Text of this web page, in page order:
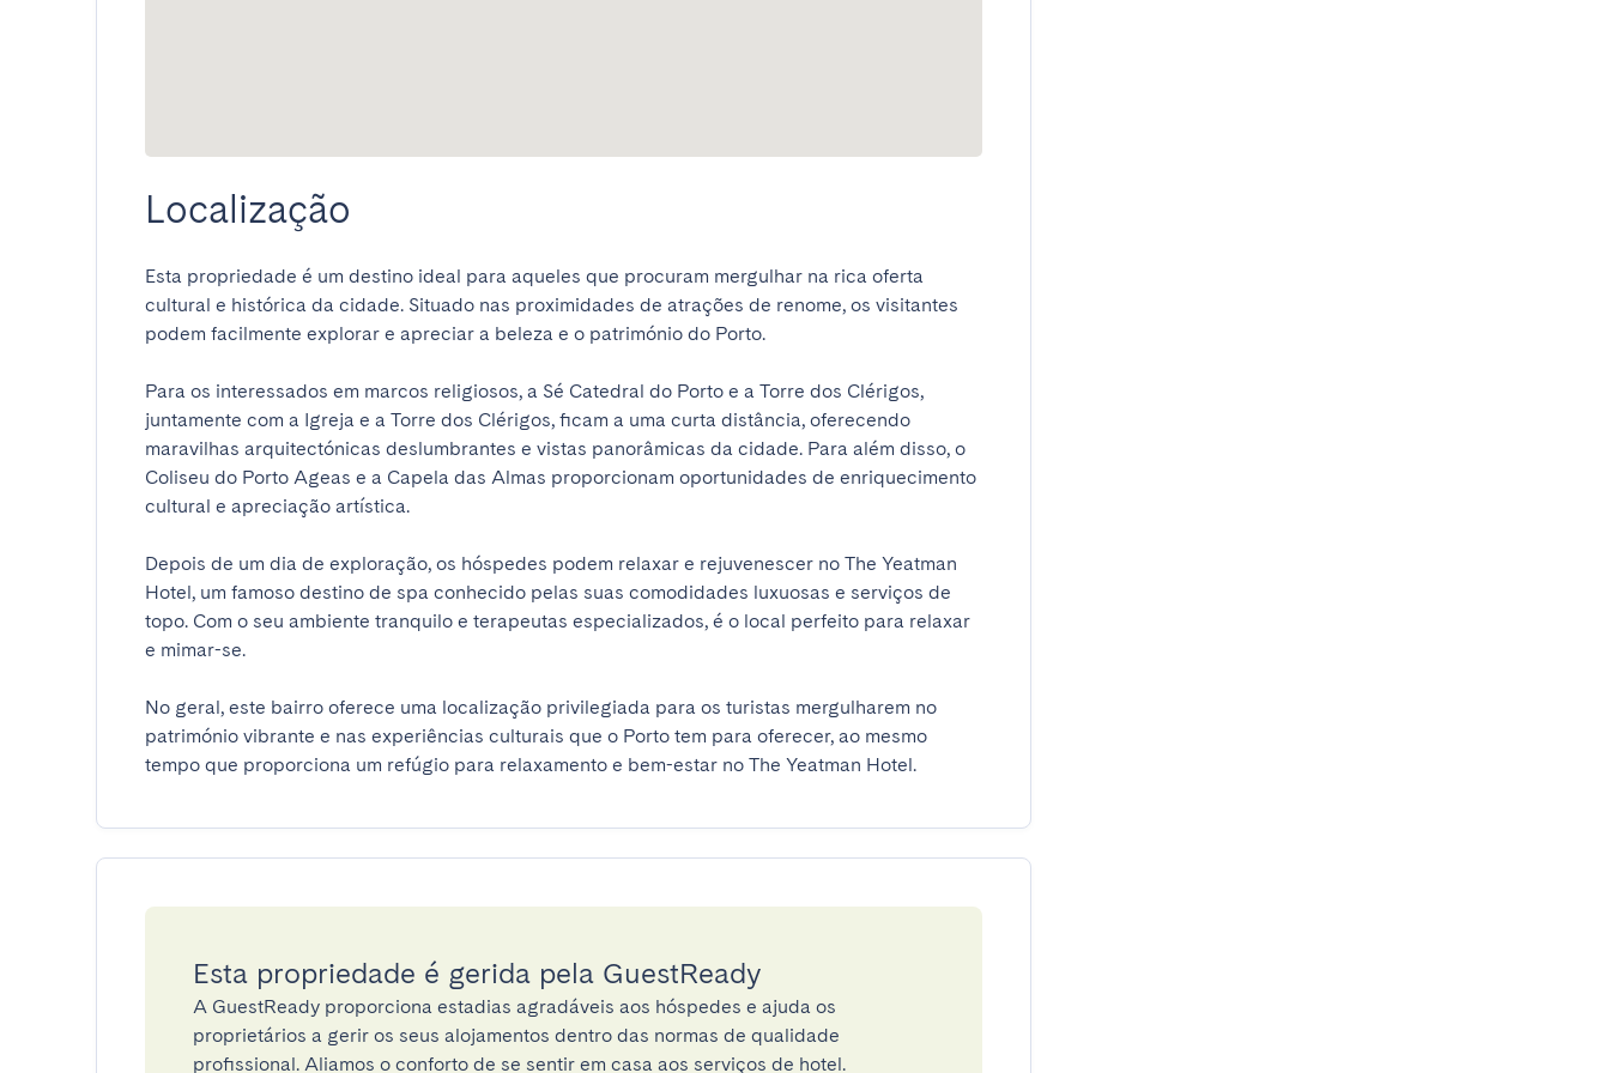
Localização
Esta propriedade é um destino ideal para aqueles que procuram mergulhar na rica oferta
cultural e histórica da cidade. Situado nas proximidades de atrações de renome, os visitantes
podem facilmente explorar e apreciar a beleza e o património do Porto.
Para os interessados em marcos religiosos, a Sé Catedral do Porto e a Torre dos Clérigos,
juntamente com a Igreja e a Torre dos Clérigos, ficam a uma curta distância, oferecendo
maravilhas arquitectónicas deslumbrantes e vistas panorâmicas da cidade. Para além disso, o
Coliseu do Porto Ageas e a Capela das Almas proporcionam oportunidades de enriquecimento
cultural e apreciação artística.
Depois de um dia de exploração, os hóspedes podem relaxar e rejuvenescer no The Yeatman
Hotel, um famoso destino de spa conhecido pelas suas comodidades luxuosas e serviços de
topo. Com o seu ambiente tranquilo e terapeutas especializados, é o local perfeito para relaxar
e mimar-se.
No geral, este bairro oferece uma localização privilegiada para os turistas mergulharem no
património vibrante e nas experiências culturais que o Porto tem para oferecer, ao mesmo
tempo que proporciona um refúgio para relaxamento e bem-estar no The Yeatman Hotel.
Esta propriedade é gerida pela GuestReady
A GuestReady proporciona estadias agradáveis aos hóspedes e ajuda os
proprietários a gerir os seus alojamentos dentro das normas de qualidade
profissional. Aliamos o conforto de se sentir em casa aos serviços de hotel.